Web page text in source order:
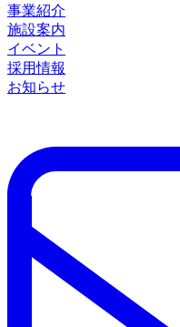
事業紹介
施設案内
イベント
採用情報
お知らせ